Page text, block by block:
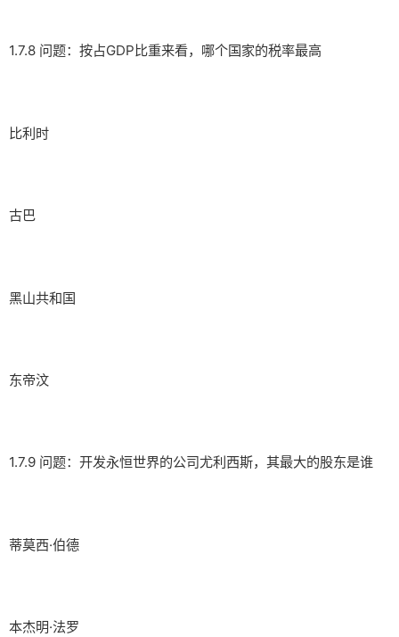
1.7.8 问题：按占GDP比重来看，哪个国家的税率最高
比利时
古巴
黑山共和国
东帝汶
1.7.9 问题：开发永恒世界的公司尤利西斯，其最大的股东是谁
蒂莫西·伯德
本杰明·法罗